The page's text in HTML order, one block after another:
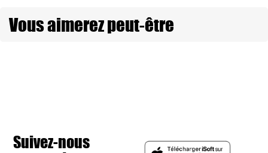
Vous aimerez peut-être
Suivez-nous